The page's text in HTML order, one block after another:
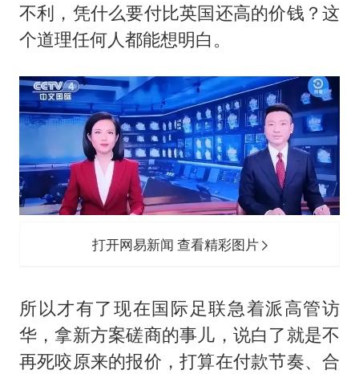
不利，凭什么要付比英国还高的价钱？这
个道理任何人都能想明白。
打开网易新闻 查看精彩图片
所以才有了现在国际足联急着派高管访
华，拿新方案磋商的事儿，说白了就是不
再死咬原来的报价，打算在付款节奏、合